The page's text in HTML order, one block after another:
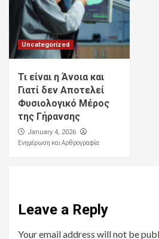
Uncategorized
Τι είναι η Άνοια και
Γιατί δεν Αποτελεί
Φυσιολογικό Μέρος
της Γήρανσης
January 4, 2026
Ενημέρωση και Αρθρογραφία
Leave a Reply
Your email address will not be